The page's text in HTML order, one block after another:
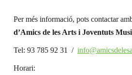
Per més informació, pots contactar
d’Amics de les Arts i Joventuts
Tel: 93 785 92 31 /
Horari: